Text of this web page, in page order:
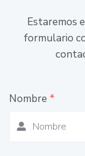
Estaremos
formulario
Nombre *